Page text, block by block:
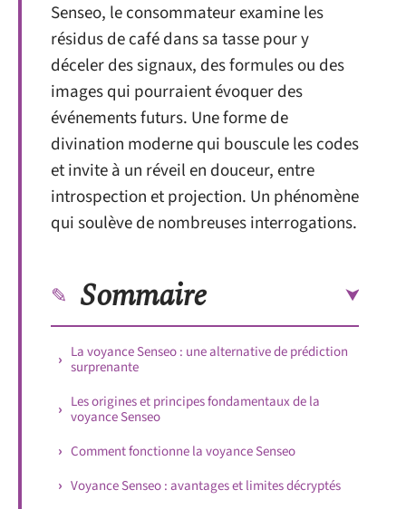
Senseo, le consommateur examine les
résidus de café dans sa tasse pour y
déceler des signaux, des formules ou des
images qui pourraient évoquer des
événements futurs. Une forme de
divination moderne qui bouscule les codes
et invite à un réveil en douceur, entre
introspection et projection. Un phénomène
qui soulève de nombreuses interrogations.
Sommaire
La voyance Senseo : une alternative de prédiction
surprenante
Les origines et principes fondamentaux de la
voyance Senseo
Comment fonctionne la voyance Senseo
Voyance Senseo : avantages et limites décryptés